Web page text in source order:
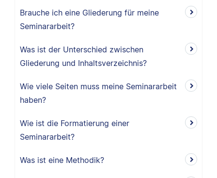
Brauche ich eine Gliederung für meine
Seminararbeit?
Was ist der Unterschied zwischen
Gliederung und Inhaltsverzeichnis?
Wie viele Seiten muss meine Seminararbeit
haben?
Wie ist die Formatierung einer
Seminararbeit?
Was ist eine Methodik?